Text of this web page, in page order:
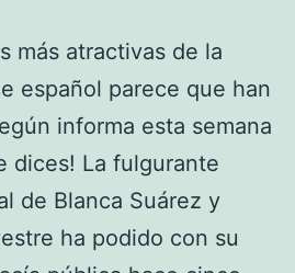
más atractivas de la
español parece que han
informa esta semana
dices! La fulgurante
de Blanca Suárez y
ha podido con su